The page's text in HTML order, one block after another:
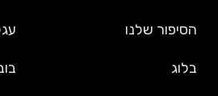
הסיפור שלנו
בלוג